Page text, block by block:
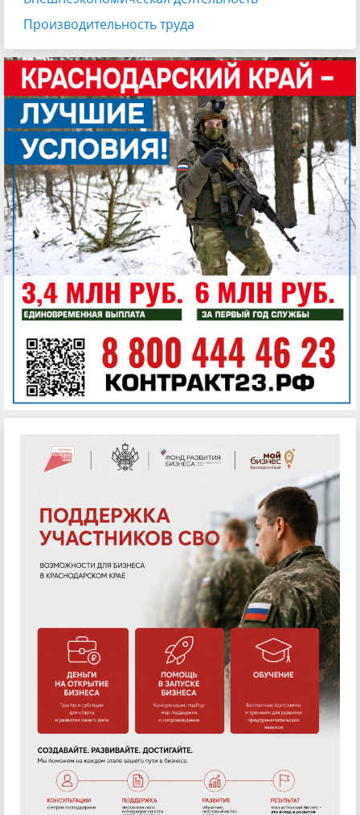
Производительность труда